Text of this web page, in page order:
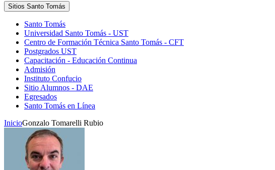
Sitios Santo Tomás
Santo Tomás
Universidad Santo Tomás - UST
Centro de Formación Técnica Santo Tomás - CFT
Postgrados UST
Capacitación - Educación Continua
Admisión
Instituto Confucio
Sitio Alumnos - DAE
Egresados
Santo Tomás en Línea
InicioGonzalo Tomarelli Rubio